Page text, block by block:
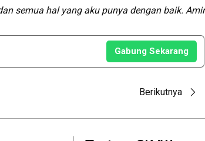
semua hal yang aku punya dengan baik.
Gabung Sekarang
Berikutnya